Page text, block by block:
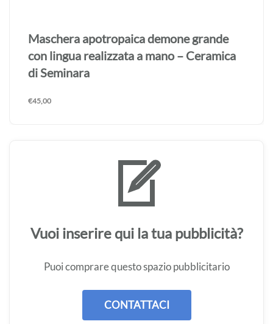
Maschera apotropaica demone grande
con lingua realizzata a mano – Ceramica
di Seminara
€45,00
Vuoi inserire qui la tua pubblicità?
Puoi comprare questo spazio pubblicitario
CONTATTACI